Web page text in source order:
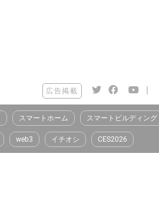
広告掲載 |
スマートホーム スマートビルディング
web3 イチオシ CES2026